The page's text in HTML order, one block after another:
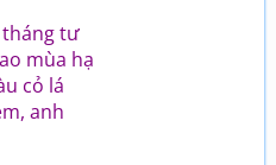
tư
mùa hạ
cỏ lá
anh